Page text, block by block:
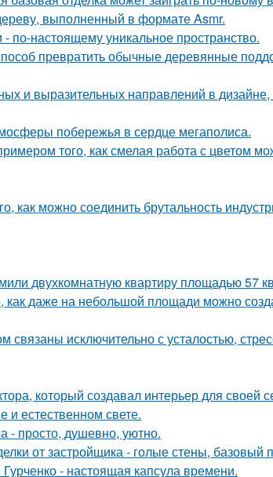
выполненный в формате Asmr.
по-настоящему уникальное пространство.
превратить обычные деревянные
и выразительных направлений в
побережья в сердце мегаполиса.
того, как смелая работа с цветом
как можно соединить брутальность
двухкомнатную квартиру площадью 57
даже на небольшой площади можно
исключительно с усталостью,
который создавал интерьер для своей
и естественном свете.
- просто, душевно, уютно.
от застройщика - голые стены, базовый
- настоящая капсула времени.